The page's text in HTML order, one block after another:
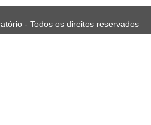
- Todos os direitos reservados